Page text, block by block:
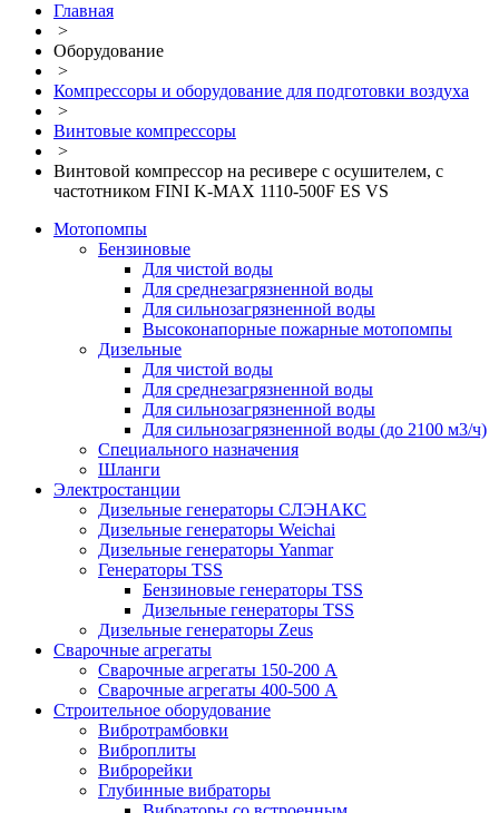
Главная
>
Оборудование
>
Компрессоры и оборудование для подготовки воздуха
>
Винтовые компрессоры
>
Винтовой компрессор на ресивере с осушителем, с
частотником FINI K-MAX 1110-500F ES VS
Мотопомпы
Бензиновые
Для чистой воды
Для среднезагрязненной воды
Для сильнозагрязненной воды
Высоконапорные пожарные мотопомпы
Дизельные
Для чистой воды
Для среднезагрязненной воды
Для сильнозагрязненной воды
Для сильнозагрязненной воды (до 2100 м3/ч)
Специального назначения
Шланги
Электростанции
Дизельные генераторы СЛЭНАКС
Дизельные генераторы Weichai
Дизельные генераторы Yanmar
Генераторы TSS
Бензиновые генераторы TSS
Дизельные генераторы TSS
Дизельные генераторы Zeus
Сварочные агрегаты
Сварочные агрегаты 150-200 А
Сварочные агрегаты 400-500 А
Строительное оборудование
Вибротрамбовки
Виброплиты
Виброрейки
Глубинные вибраторы